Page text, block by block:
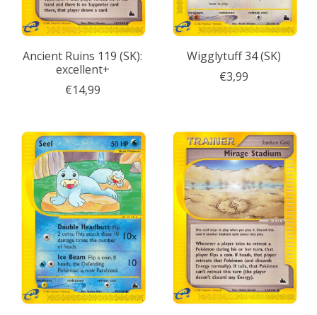
Ancient Ruins 119 (SK):
excellent+
€14,99
Wigglytuff 34 (SK)
€3,99